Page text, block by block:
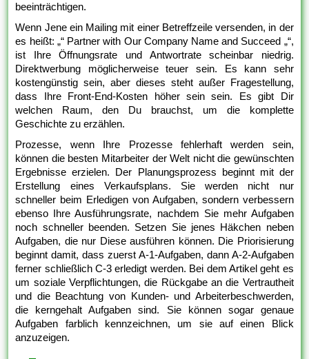
beeinträchtigen.
Wenn Jene ein Mailing mit einer Betreffzeile versenden, in der
es heißt: „“ Partner with Our Company Name and Succeed „“,
ist Ihre Öffnungsrate und Antwortrate scheinbar niedrig.
Direktwerbung möglicherweise teuer sein. Es kann sehr
kostengünstig sein, aber dieses steht außer Fragestellung,
dass Ihre Front-End-Kosten höher sein sein. Es gibt Dir
welchen Raum, den Du brauchst, um die komplette
Geschichte zu erzählen.
Prozesse, wenn Ihre Prozesse fehlerhaft werden sein,
können die besten Mitarbeiter der Welt nicht die gewünschten
Ergebnisse erzielen. Der Planungsprozess beginnt mit der
Erstellung eines Verkaufsplans. Sie werden nicht nur
schneller beim Erledigen von Aufgaben, sondern verbessern
ebenso Ihre Ausführungsrate, nachdem Sie mehr Aufgaben
noch schneller beenden. Setzen Sie jenes Häkchen neben
Aufgaben, die nur Diese ausführen können. Die Priorisierung
beginnt damit, dass zuerst A-1-Aufgaben, dann A-2-Aufgaben
ferner schließlich C-3 erledigt werden. Bei dem Artikel geht es
um soziale Verpflichtungen, die Rückgabe an die Vertrautheit
und die Beachtung von Kunden- und Arbeiterbeschwerden,
die kerngehalt Aufgaben sind. Sie können sogar genaue
Aufgaben farblich kennzeichnen, um sie auf einen Blick
anzuzeigen.